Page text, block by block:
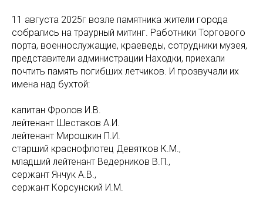
11 августа 2025г возле памятника жители города
собрались на траурный митинг. Работники Торгового
порта, военнослужащие, краеведы, сотрудники музея,
представители администрации Находки, приехали
почтить память погибших летчиков. И прозвучали их
имена над бухтой:
капитан Фролов И.В.
лейтенант Шестаков А.И.
лейтенант Мирошкин П.И.
старший краснофлотец Девятков К.М.,
младший лейтенант Ведерников В.П.,
сержант Янчук А.В.,
сержант Корсунский И.М.